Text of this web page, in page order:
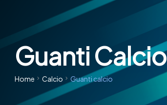
Guanti Calcio
Home Calcio Guanti calcio